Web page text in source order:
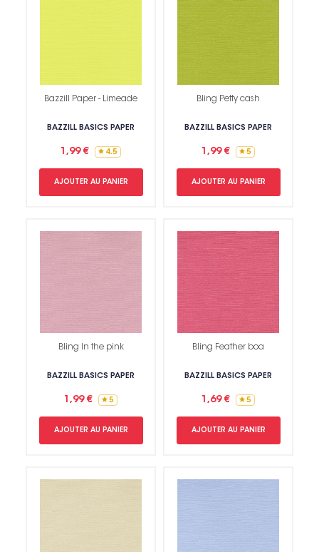
Bazzill Paper - Limeade
BAZZILL BASICS PAPER
1,99 € 4.5
AJOUTER AU PANIER
Bling Petty cash
BAZZILL BASICS PAPER
1,99 € 5
AJOUTER AU PANIER
Bling In the pink
BAZZILL BASICS PAPER
1,99 € 5
AJOUTER AU PANIER
Bling Feather boa
BAZZILL BASICS PAPER
1,69 € 5
AJOUTER AU PANIER